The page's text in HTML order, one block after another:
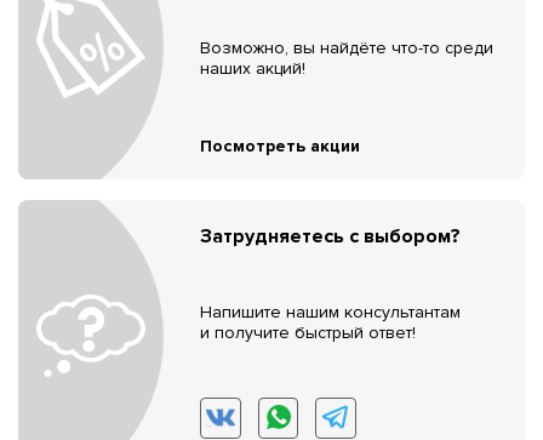
Возможно, вы найдёте что-то среди
наших акций!
Посмотреть акции
Затрудняетесь с выбором?
Напишите нашим консультантам
и получите быстрый ответ!